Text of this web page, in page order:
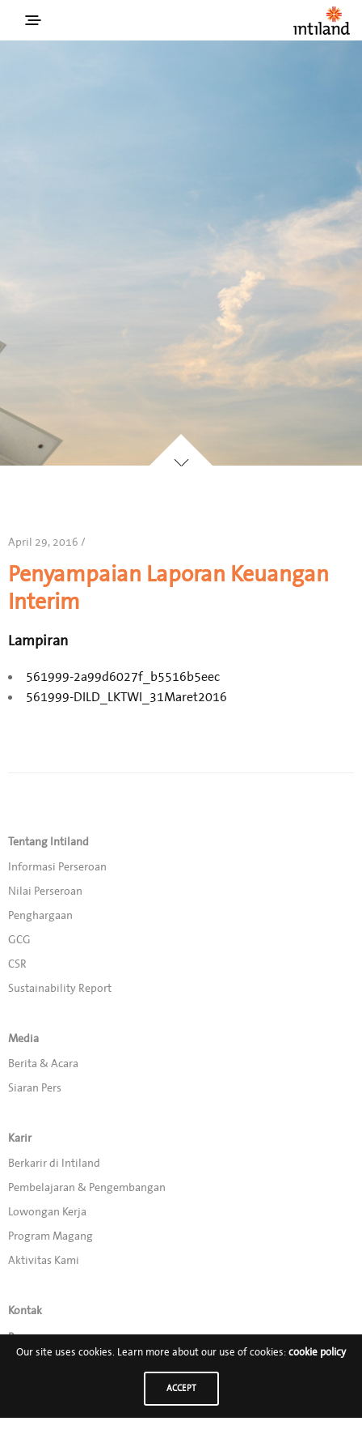
April 29, 2016 /
Penyampaian Laporan Keuangan
Interim
Lampiran
561999-2a99d6027f_b5516b5eec
561999-DILD_LKTWI_31Maret2016
Tentang Intiland
Informasi Perseroan
Nilai Perseroan
Penghargaan
GCG
CSR
Sustainability Report
Media
Berita & Acara
Siaran Pers
Karir
Berkarir di Intiland
Pembelajaran & Pengembangan
Lowongan Kerja
Program Magang
Aktivitas Kami
Kontak
Promo
Our site uses cookies. Learn more about our use of cookies: cookie policy
ACCEPT